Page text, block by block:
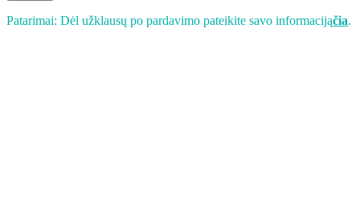
Patarimai: Dėl užklausų po pardavimo pateikite savo informacijąčia.